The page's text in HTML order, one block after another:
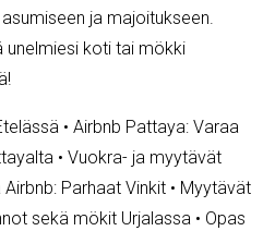
ja majoitukseen.
unelmiesi koti tai mökki
• Airbnb Pattaya: Varaa
• Vuokra- ja myytävät
Parhaat Vinkit • Myytävät
sekä mökit Urjalassa • Opas